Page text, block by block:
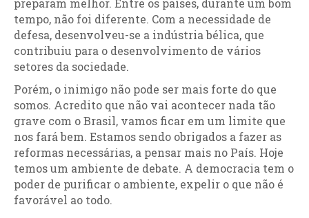
preparam melhor. Entre os países, durante um bom
tempo, não foi diferente. Com a necessidade de
defesa, desenvolveu-se a indústria bélica, que
contribuiu para o desenvolvimento de vários
setores da sociedade.
Porém, o inimigo não pode ser mais forte do que
somos. Acredito que não vai acontecer nada tão
grave com o Brasil, vamos ficar em um limite que
nos fará bem. Estamos sendo obrigados a fazer as
reformas necessárias, a pensar mais no País. Hoje
temos um ambiente de debate. A democracia tem o
poder de purificar o ambiente, expelir o que não é
favorável ao todo.